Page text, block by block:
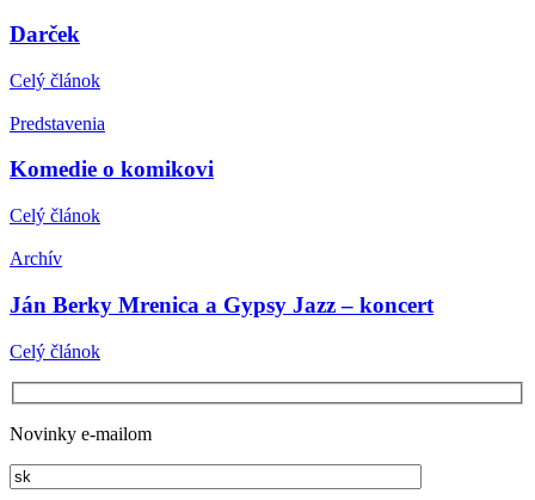
Darček
Celý článok
Predstavenia
Komedie o komikovi
Celý článok
Archív
Ján Berky Mrenica a Gypsy Jazz – koncert
Celý článok
Novinky e-mailom